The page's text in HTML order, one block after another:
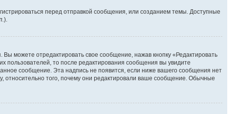
перед отправкой сообщения, или созданием темы. Доступные
).
можете отредактировать свое сообщение, нажав кнопку «Редактировать
пользователей, то после редактирования сообщения вы увидите
сообщение. Эта надпись не появится, если ниже вашего сообщения нет
относительно того, почему они редактировали ваше сообщение. Обычные